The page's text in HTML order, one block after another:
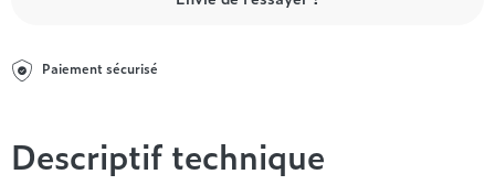
Entre 1000 et 1500€
Nos matelas par marque
Nos sommiers par prix
+ de 1000€
Paiement sécurisé
Descriptif technique